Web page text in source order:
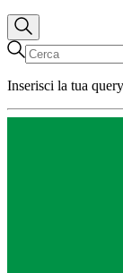
Inserisci la tua